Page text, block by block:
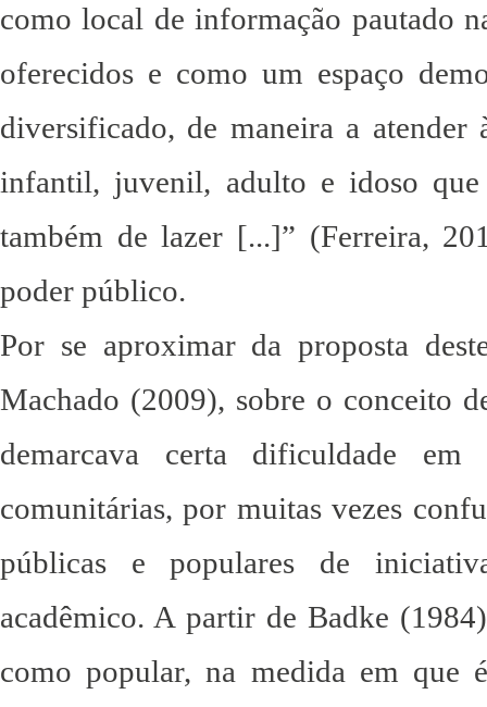
como local de informação pautado
oferecidos e como um espaço
diversificado, de maneira a atender
infantil, juvenil, adulto e idoso
também de lazer [...]” (Ferreira,
poder público.
Por se aproximar da proposta
Machado (2009), sobre o conceito
demarcava certa dificuldade
comunitárias, por muitas vezes
públicas e populares de
acadêmico. A partir de Badke
como popular, na medida em